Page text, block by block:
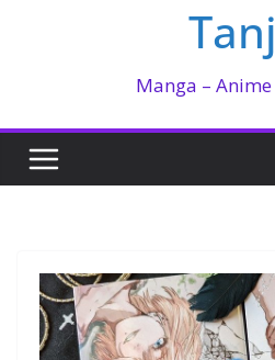
Manga –